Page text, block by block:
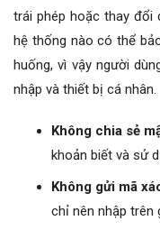
trái phép hoặc thay đổi
hệ thống nào có thể
huống, vì vậy người
nhập và thiết bị cá nhân.
Không chia sẻ
khoản biết và sử
Không gửi mã
chỉ nên nhập trên